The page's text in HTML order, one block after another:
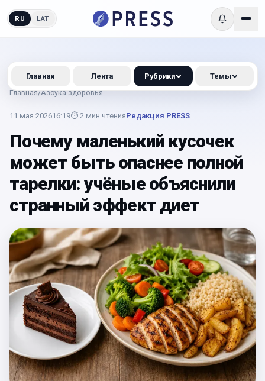
RU LAT
Главная/Азбука здоровья
11 мая 202616:19⏱ 2 мин чтенияРедакция PRESS
Почему маленький кусочек
может быть опаснее полной
тарелки: учёные объяснили
странный эффект диет
Главная Лента Рубрики Темы